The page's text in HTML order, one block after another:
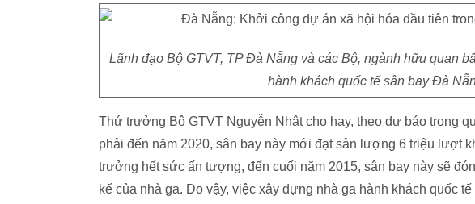
Lãnh đạo Bộ GTVT, TP Đà Nẵng và các Bộ, ngành hữu quan
hành khách quốc tế sân bay Đà
Thứ trưởng Bộ GTVT Nguyễn Nhật cho hay, theo dự báo trong
phải đến năm 2020, sân bay này mới đạt sản lượng 6 triệu lượt
trưởng hết sức ấn tượng, đến cuối năm 2015, sân bay này sẽ
kế của nhà ga. Do vậy, việc xây dựng nhà ga hành khách quốc